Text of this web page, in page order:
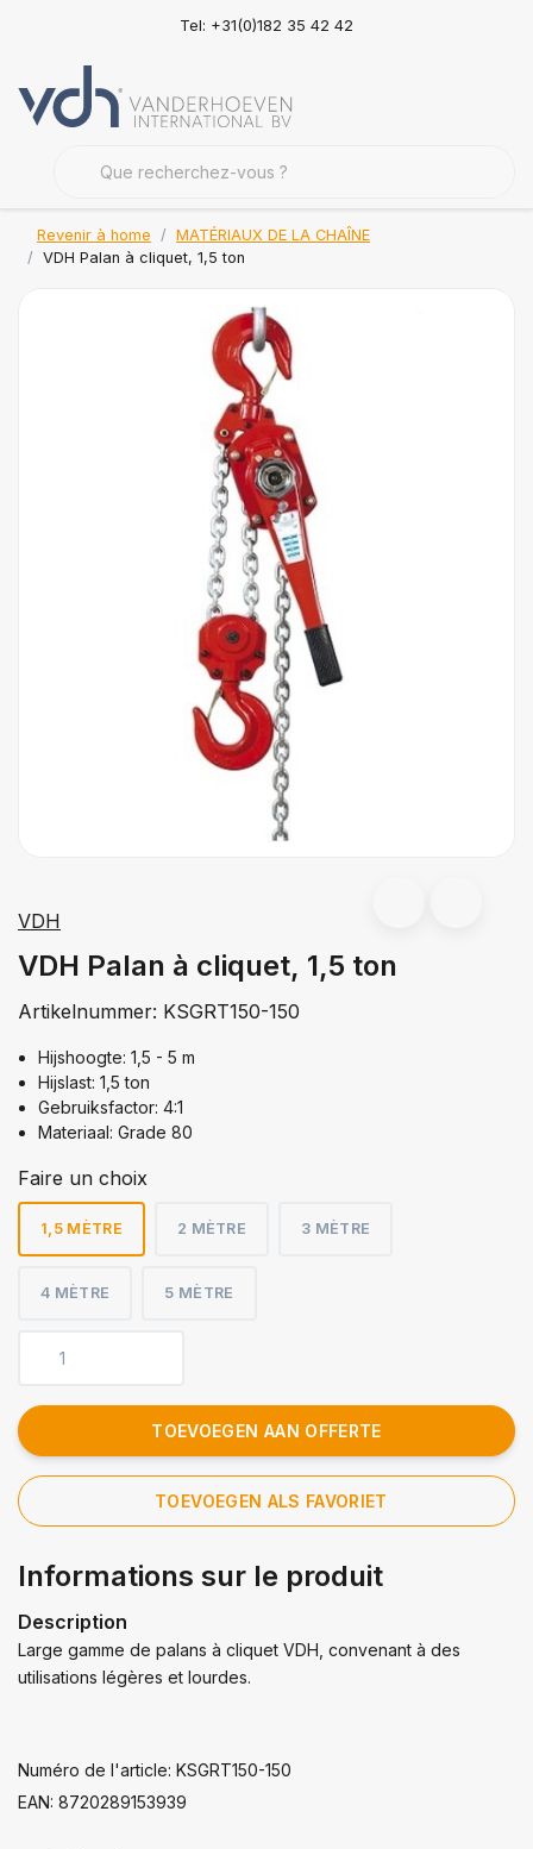
Tel: +31(0)182 35 42 42
Revenir à home
MATÉRIAUX DE LA CHAÎNE
VDH Palan à cliquet, 1,5 ton
VDH
VDH Palan à cliquet, 1,5 ton
Artikelnummer: KSGRT150-150
Hijshoogte: 1,5 - 5 m
Hijslast: 1,5 ton
Gebruiksfactor: 4:1
Materiaal: Grade 80
Faire un choix
1,5 MÈTRE 2 MÈTRE 3 MÈTRE
4 MÈTRE 5 MÈTRE
TOEVOEGEN AAN OFFERTE
TOEVOEGEN ALS FAVORIET
Informations sur le produit
Description
Large gamme de palans à cliquet VDH, convenant à des
utilisations légères et lourdes.
Numéro de l'article: KSGRT150-150
EAN: 8720289153939